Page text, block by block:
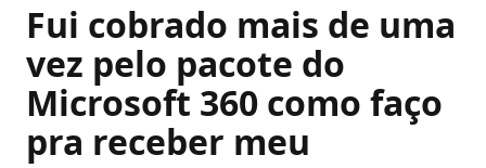
Fui cobrado mais de uma
vez pelo pacote do
Microsoft 360 como faço
pra receber meu